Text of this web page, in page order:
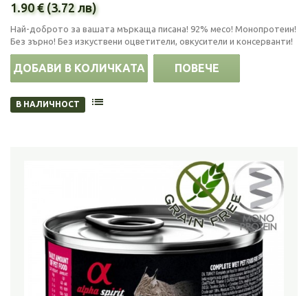
1.90 € (3.72 лв)
Най-доброто за вашата мъркаща писана! 92% месо! Монопротеин!
Без зърно! Без изкуствени оцветители, овкусители и консерванти!
ДОБАВИ В КОЛИЧКАТА ПОВЕЧЕ
В НАЛИЧНОСТ